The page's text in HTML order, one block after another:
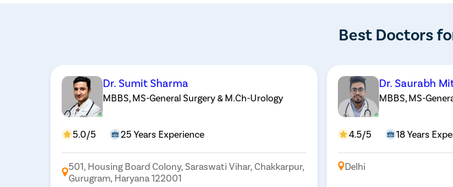
Best Doctors
Dr. Sumit Sharma
MBBS, MS-General Surgery & M.Ch-Urology
5.0/5 25 Years Experience
501, Housing Board Colony, Saraswati Vihar, Chakkarpur,
Gurugram, Haryana 122001
Dr. Saurabh
MBBS, MS-
4.5/5 18 Years
Delhi